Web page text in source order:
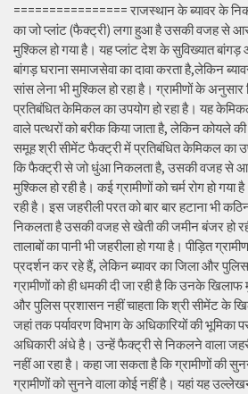
================ राजस्थान के ब्यावर के
का जो प्लांट (फैक्ट्री) लगा हुआ है उसकी वजह से
मुश्किल हो गया है। यह प्लांट देश के सुविख्यात बांगड़
बांगड़ घराना समाजसेवा का दावा करता है,लेकिन
सांस लेना भी मुश्किल हो रहा है। ग्रामीणों के
प्रतिबंधित केमिकल का उपयोग हो रहा है। यह
वाले पत्थरों को बरीक किया जाता है, लेकिन कोयले
समूह श्री सीमेंट फैक्ट्री में प्रतिबंधित केमिकल का
कि फैक्ट्री से जो धुंआ निकलता है, उसकी वजह से
मुश्किल हो रही है। कई ग्रामीणों को चर्म रोग हो
रही है। इस जहरीली परत को बार बार हटाना भी
निकलता है उसकी वजह से खेती की जमीन बंजर
तालाबों का पानी भी जहरीला हो गया है। पीड़ित
प्रदर्शन कर रहे हैं, लेकिन ब्यावर का जिला और
ग्रामीणों को ही धमकी दी जा रही है कि उनके
और पुलिस प्रशासन नहीं चाहता कि श्री सीमेंट के
जहां तक पर्यावरण विभाग के अधिकारियों की भूमिका
अधिकारी अंधे है। उन्हें फैक्ट्री से निकलने वाला
नहीं आ रहा है। कहा जा सकता है कि ग्रामीणों की
ग्रामीणों को सुनने वाला कोई नहीं है। यहां यह